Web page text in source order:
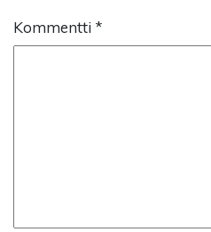
Kommentti *